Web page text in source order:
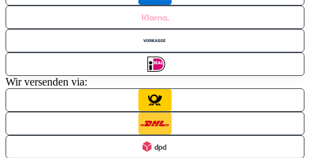
Wir versenden via: